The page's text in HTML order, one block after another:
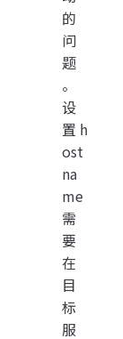
的
问
题
。
设
置h
ost
na
me
需
要
在
目
标
服